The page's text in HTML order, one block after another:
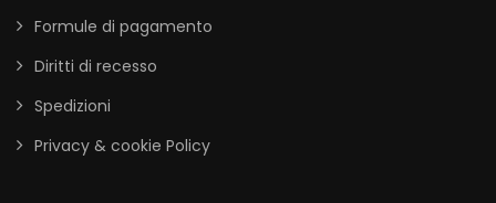
Formule di pagamento
Diritti di recesso
Spedizioni
Privacy & cookie Policy